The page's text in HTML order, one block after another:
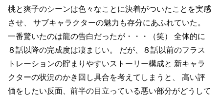
桃と爽子のシーンは色々なことに決着がついたことを実感
させ、
サブキャラクターの魅力も存分にあふれていた。
一番驚いたのは龍の告白だったが・・・（笑）
全体的に
８話以降の完成度は凄まじい。
だが、８話以前のフラス
トレーションの貯まりやすいストーリー構成と 新キャラ
クターの状況のかき回し具合を考えてしまうと、
高い評
価をしたい反面、前半の目立っている悪い部分がどうして